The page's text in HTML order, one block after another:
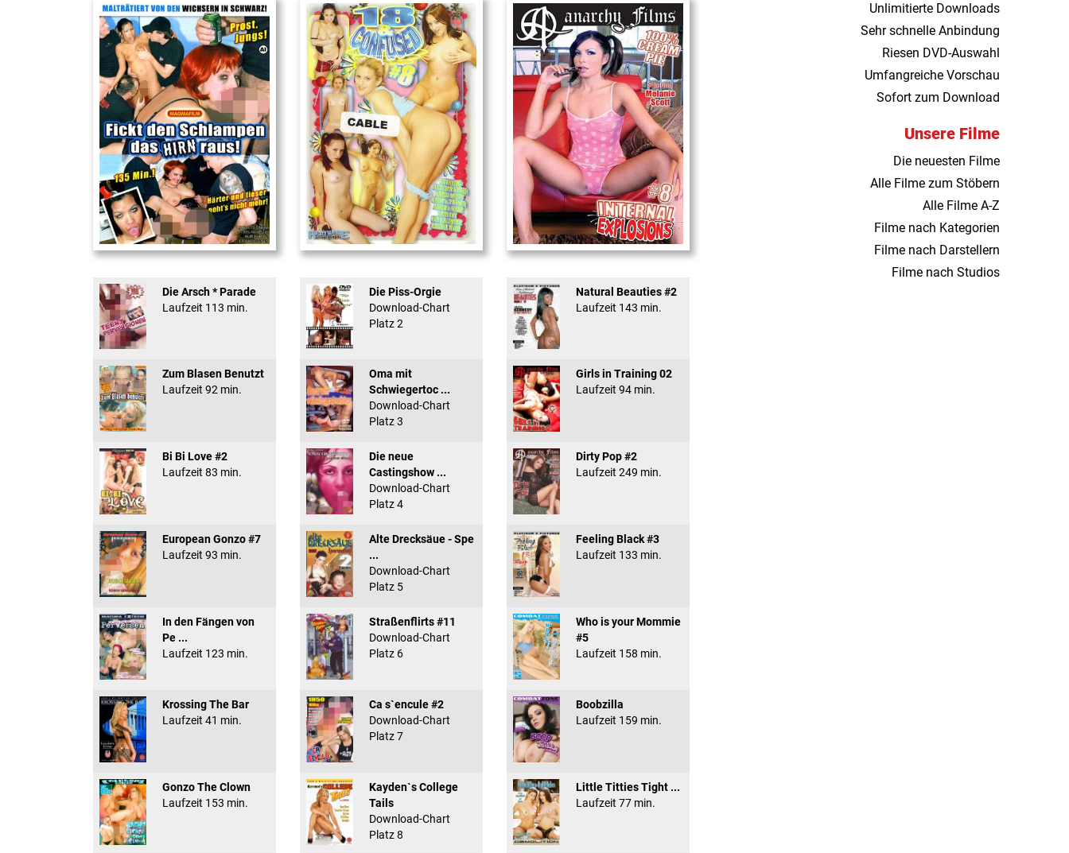
Fickt den Schlampen ...
Die Arsch * Parade
Laufzeit 113 min.
Zum Blasen Benutzt
Laufzeit 92 min.
Bi Bi Love #2
Laufzeit 83 min.
European Gonzo #7
Laufzeit 93 min.
In den Fängen von
Pe ...
Laufzeit 123 min.
Krossing The Bar
Laufzeit 41 min.
Gonzo The Clown
Laufzeit 153 min.
18 And Confused #8 - ...
Die Piss-Orgie
Download-Chart
Platz 2
Oma mit
Schwiegertoc ...
Download-Chart
Platz 3
Die neue
Castingshow ...
Download-Chart
Platz 4
Alte Drecksäue - Spe
...
Download-Chart
Platz 5
Straßenflirts #11
Download-Chart
Platz 6
Ca s`encule #2
Download-Chart
Platz 7
Kayden`s College
Tails
Download-Chart
Platz 8
Internal Explosionen
Natural Beauties #2
Laufzeit 143 min.
Girls in Training 02
Laufzeit 94 min.
Dirty Pop #2
Laufzeit 249 min.
Feeling Black #3
Laufzeit 133 min.
Who is your Mommie
#5
Laufzeit 158 min.
Boobzilla
Laufzeit 159 min.
Little Titties Tight ...
Laufzeit 77 min.
Unlimitierte Downloads
Sehr schnelle Anbindung
Riesen DVD-Auswahl
Umfangreiche Vorschau
Sofort zum Download
Unsere Filme
Die neuesten Filme
Alle Filme zum Stöbern
Alle Filme A-Z
Filme nach Kategorien
Filme nach Darstellern
Filme nach Studios